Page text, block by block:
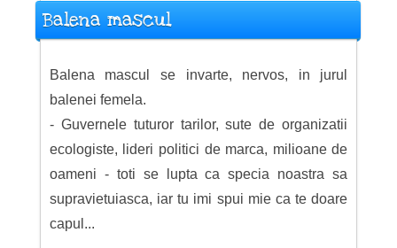
Balena mascul
Balena mascul se invarte, nervos, in jurul
balenei femela.
- Guvernele tuturor tarilor, sute de organizatii
ecologiste, lideri politici de marca, milioane de
oameni - toti se lupta ca specia noastra sa
supravietuiasca, iar tu imi spui mie ca te doare
capul...